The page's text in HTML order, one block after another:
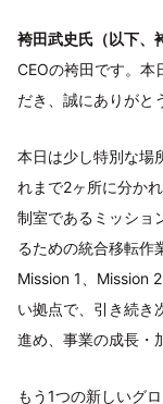
袴田武史氏（以下、
CEOの袴田です。本
だき、誠にありがと
本日は少し特別な場
れまで2ヶ所に分か
制室であるミッショ
るための統合移転作
Mission 1、Mission
い拠点で、引き続き
進め、事業の成長・
もう1つの新しいグ